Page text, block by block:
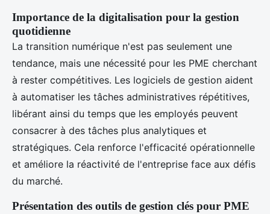
Importance de la digitalisation pour la gestion
quotidienne
La transition numérique n'est pas seulement une
tendance, mais une nécessité pour les PME cherchant
à rester compétitives. Les logiciels de gestion aident
à automatiser les tâches administratives répétitives,
libérant ainsi du temps que les employés peuvent
consacrer à des tâches plus analytiques et
stratégiques. Cela renforce l'efficacité opérationnelle
et améliore la réactivité de l'entreprise face aux défis
du marché.
Présentation des outils de gestion clés pour PME